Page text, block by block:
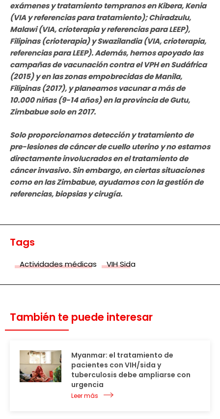
exámenes y tratamiento tempranos en Kibera, Kenia
(VIA y referencias para tratamiento); Chiradzulu,
Malawi (VIA, crioterapia y referencias para LEEP),
Filipinas (crioterapia) y Swazilandia (VIA, crioterapia,
referencias para LEEP). Además, hemos apoyado las
campañas de vacunación contra el VPH en Sudáfrica
(2015) y en las zonas empobrecidas de Manila,
Filipinas (2017), y planeamos vacunar a más de
10.000 niñas (9-14 años) en la provincia de Gutu,
Zimbabue solo en 2017.
Solo proporcionamos detección y tratamiento de
pre-lesiones de cáncer de cuello uterino y no estamos
directamente involucrados en el tratamiento de
cáncer invasivo. Sin embargo, en ciertas situaciones
como en las Zimbabue, ayudamos con la gestión de
referencias, biopsias y cirugía.
Tags
Actividades médicas VIH Sida
También te puede interesar
Myanmar: el tratamiento de
pacientes con VIH/sida y
tuberculosis debe ampliarse con
urgencia
Leer más